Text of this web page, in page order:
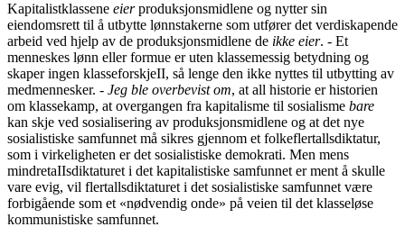
Kapitalistklassene eierproduksjonsmidlene og nytter sin
eiendomsrett til å utbytte lønnstakerne som utfører det verdiskapende
arbeid ved hjelp av de produksjonsmidlene de ikke eier. - Et
menneskes lønn eller formue er uten klassemessig betydning og
skaper ingen klasseforskjeII, så lenge den ikke nyttes til utbytting av
medmennesker. - Jeg ble overbevist om, at all historie er historien
om klassekamp, at overgangen fra kapitalisme til sosialisme bare
kan skje ved sosialisering av produksjonsmidlene og at det nye
sosialistiske samfunnet må sikres gjennom et folkeflertallsdiktatur,
som i virkeligheten er det sosialistiske demokrati. Men mens
mindretaIIsdiktaturet i det kapitalistiske samfunnet er ment å skulle
vare evig, vil flertallsdiktaturet i det sosialistiske samfunnet være
forbigående som et «nødvendig onde» på veien til det klasseløse
kommunistiske samfunnet.